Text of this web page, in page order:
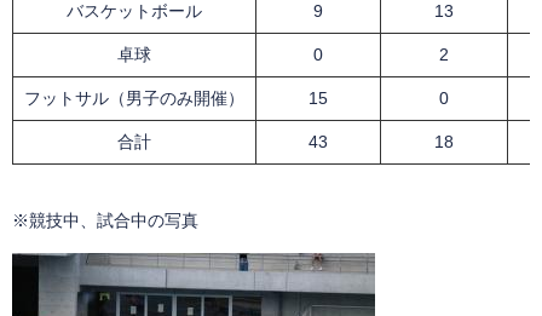
バスケットボール 9 13
卓球 0 2
フットサル（男子のみ開催） 15 0
合計 43 18
※競技中、試合中の写真